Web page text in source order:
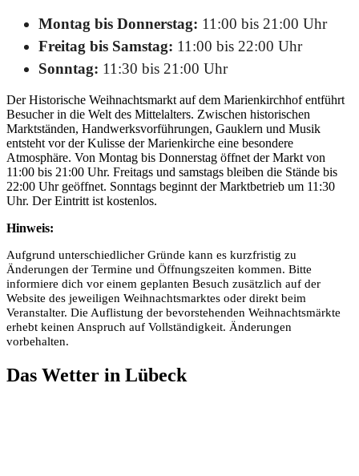
Montag bis Donnerstag: 11:00 bis 21:00 Uhr
Freitag bis Samstag: 11:00 bis 22:00 Uhr
Sonntag: 11:30 bis 21:00 Uhr
Der Historische Weihnachtsmarkt auf dem Marienkirchhof entführt
Besucher in die Welt des Mittelalters. Zwischen historischen
Marktständen, Handwerksvorführungen, Gauklern und Musik
entsteht vor der Kulisse der Marienkirche eine besondere
Atmosphäre. Von Montag bis Donnerstag öffnet der Markt von
11:00 bis 21:00 Uhr. Freitags und samstags bleiben die Stände bis
22:00 Uhr geöffnet. Sonntags beginnt der Marktbetrieb um 11:30
Uhr. Der Eintritt ist kostenlos.
Hinweis:
Aufgrund unterschiedlicher Gründe kann es kurzfristig zu
Änderungen der Termine und Öffnungszeiten kommen. Bitte
informiere dich vor einem geplanten Besuch zusätzlich auf der
Website des jeweiligen Weihnachtsmarktes oder direkt beim
Veranstalter. Die Auflistung der bevorstehenden Weihnachtsmärkte
erhebt keinen Anspruch auf Vollständigkeit. Änderungen
vorbehalten.
Das Wetter in Lübeck